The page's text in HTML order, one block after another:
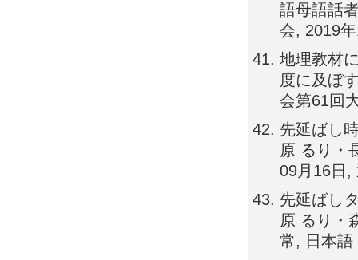
語母語話
会, 2019
地理教材
度に及ぼ
会第61回
先延ばし
原 るり・
09月16日,
先延ばし
原 るり・
常, 日本語